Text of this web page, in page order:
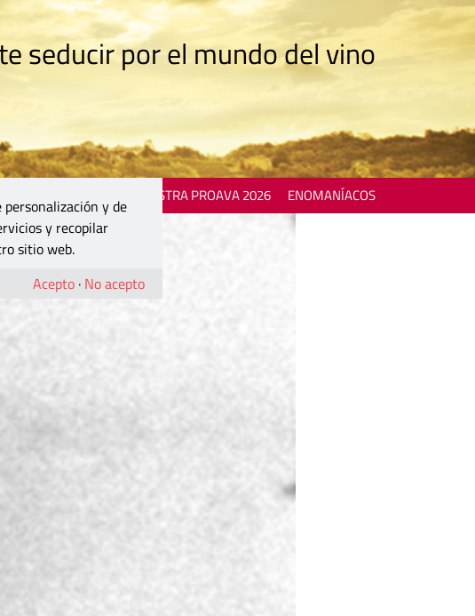
seducir por el mundo del vino
MOSTRA PROAVA 2026 ENOMANÍACOS
y de
y recopilar
sitio web.
Acepto · No acepto